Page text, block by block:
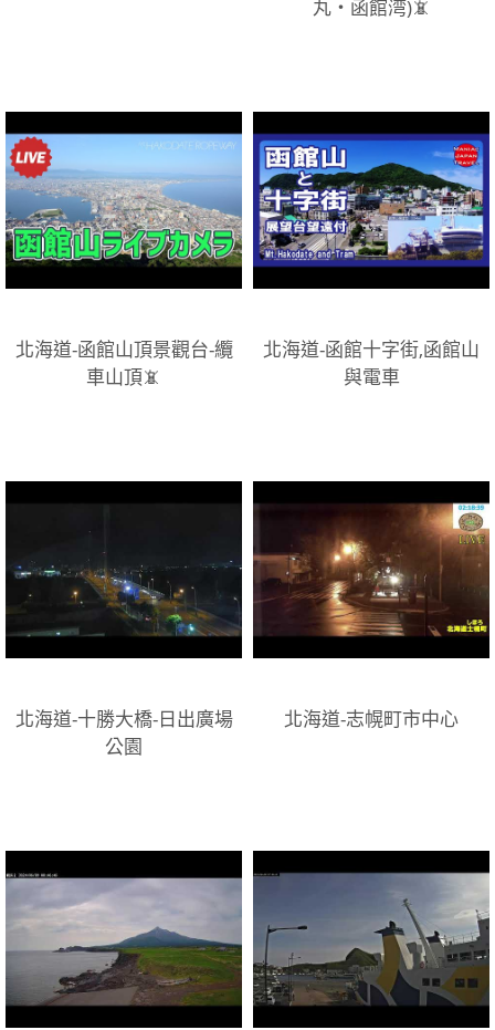
丸・函館湾)📵
北海道-函館山頂景觀台-纜
車山頂📵
北海道-函館十字街,函館山
與電車
北海道-十勝大橋-日出廣場
公園
北海道-志幌町市中心